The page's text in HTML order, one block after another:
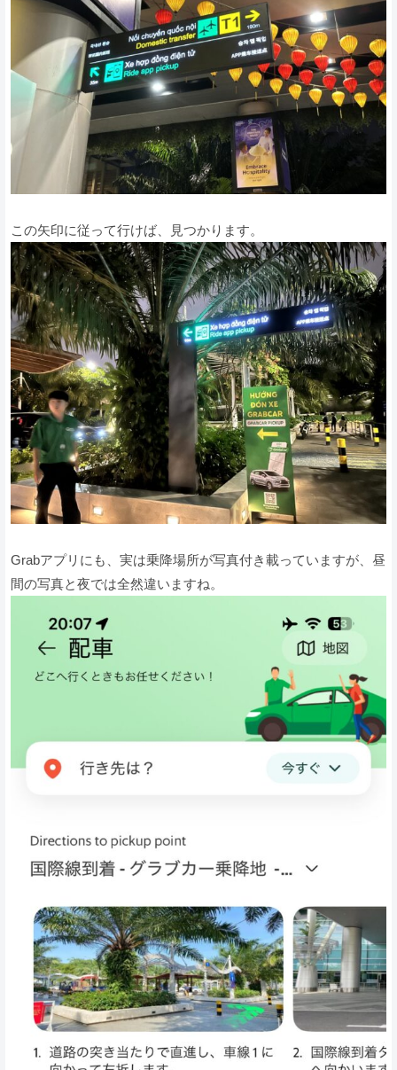
この矢印に従って行けば、見つかります。
Grabアプリにも、実は乗降場所が写真付き載っていますが、昼
間の写真と夜では全然違いますね。